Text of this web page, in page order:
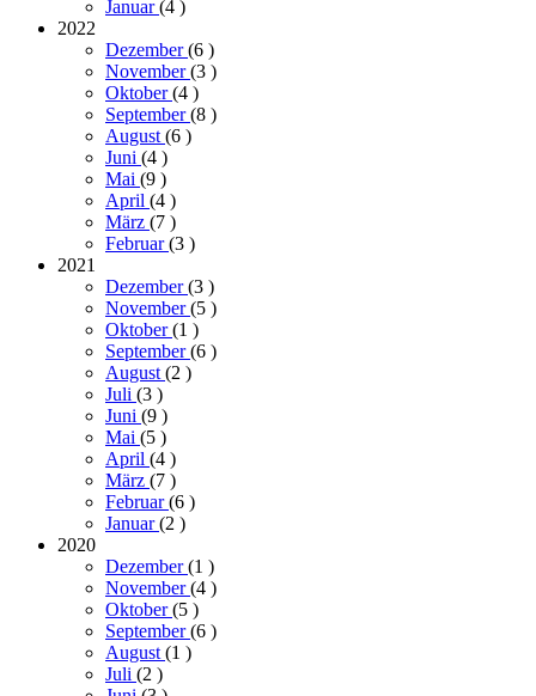
Januar(4 )
2022
Dezember(6 )
November(3 )
Oktober(4 )
September(8 )
August(6 )
Juni (4 )
Mai (9 )
April (4 )
März (7 )
Februar(3 )
2021
Dezember(3 )
November(5 )
Oktober(1 )
September(6 )
August(2 )
Juli (3 )
Juni (9 )
Mai (5 )
April (4 )
März (7 )
Februar(6 )
Januar(2 )
2020
Dezember(1 )
November(4 )
Oktober(5 )
September(6 )
August(1 )
Juli (2 )